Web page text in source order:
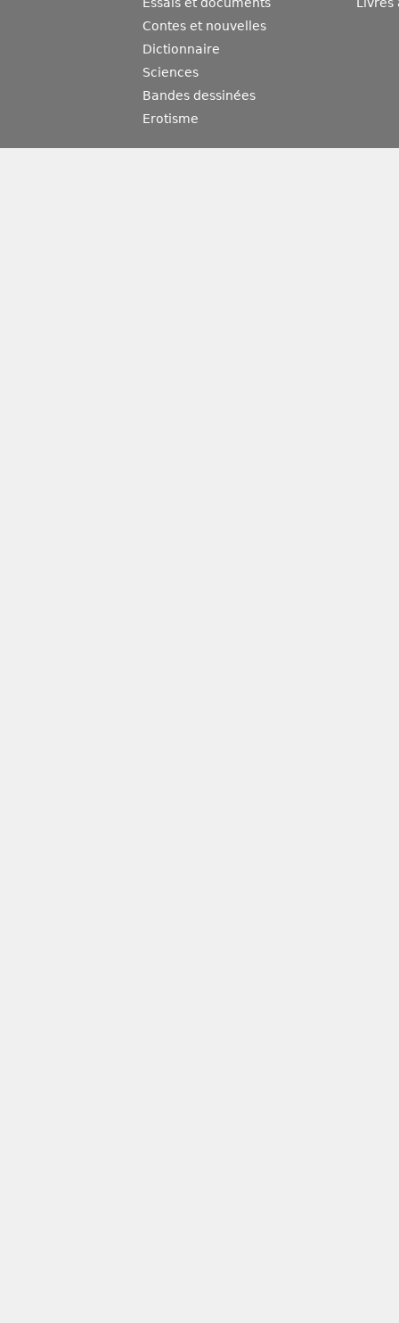
Essais et documents
Contes et nouvelles
Dictionnaire
Sciences
Bandes dessinées
Erotisme
Livres